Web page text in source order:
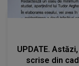
UPDATE.
scrise din